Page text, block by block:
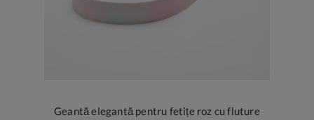
Geantă elegantă pentru fetițe roz cu fluture